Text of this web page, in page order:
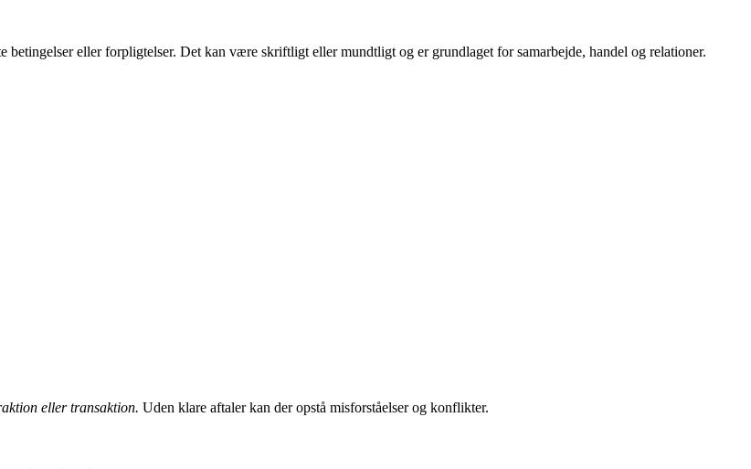
betingelser eller forpligtelser. Det kan være skriftligt eller mundtligt og er grundlaget for samarbejde, handel og relationer.
eller transaktion. Uden klare aftaler kan der opstå misforståelser og konflikter.